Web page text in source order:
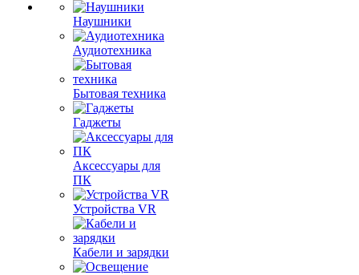
Наушники
Аудиотехника
Бытовая техника
Гаджеты
Аксессуары для
ПК
Устройства VR
Кабели и зарядки